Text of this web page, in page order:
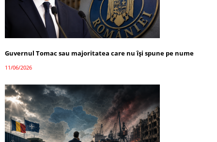
Guvernul Tomac sau majoritatea care nu își spune pe nume
11/06/2026